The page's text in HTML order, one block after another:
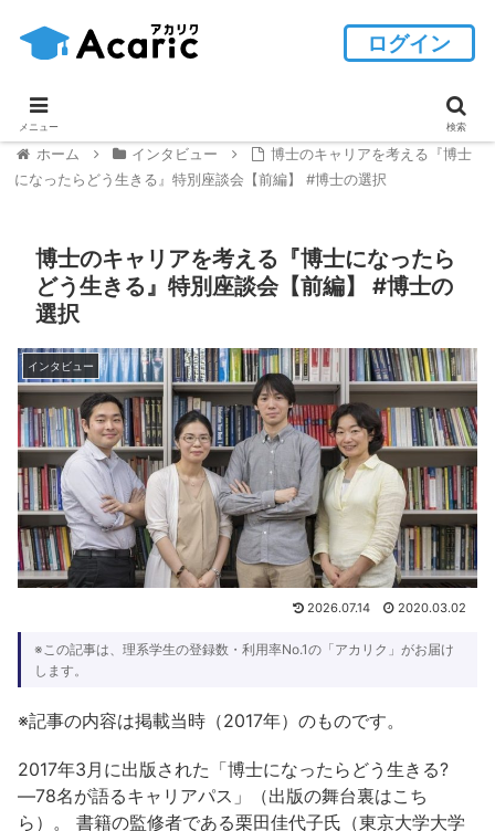
ホーム インタビュー
博士のキャリアを考える『博士
になったらどう生きる』特別座談会【前編】 #博士の選択
博士のキャリアを考える『博士になったら
どう生きる』特別座談会【前編】 #博士の
選択
インタビュー
2026.07.14 2020.03.02
※この記事は、理系学生の登録数・利用率No.1の「アカリク」がお届け
します。
※記事の内容は掲載当時（2017年）のものです。
2017年3月に出版された「博士になったらどう生きる?
―78名が語るキャリアパス」（出版の舞台裏はこち
ら）。 書籍の監修者である栗田佳代子氏（東京大学大学
ログイン
メニュー 検索